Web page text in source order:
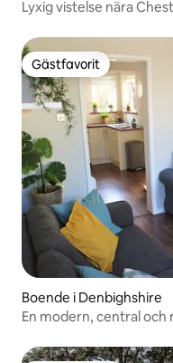
Lyxig vistelse nära
Gästfavorit
Gästfavorit
Boende i Denbighshire
En modern, central och